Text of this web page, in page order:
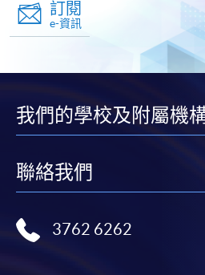
訂閱
e-資訊
我們的學校及附屬機
聯絡我們
3762 6262